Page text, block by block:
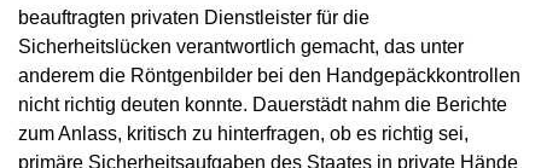
beauftragten privaten Dienstleister für die
Sicherheitslücken verantwortlich gemacht, das unter
anderem die Röntgenbilder bei den Handgepäckkontrollen
nicht richtig deuten konnte. Dauerstädt nahm die Berichte
zum Anlass, kritisch zu hinterfragen, ob es richtig sei,
primäre Sicherheitsaufgaben des Staates in private Hände